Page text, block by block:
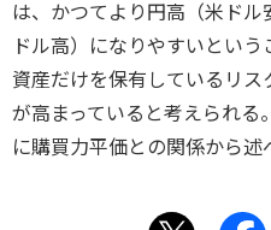
は、かつてより円高（米ド
ドル高）になりやすいとい
資産だけを保有しているリ
が高まっていると考えられる
に購買力平価との関係から述